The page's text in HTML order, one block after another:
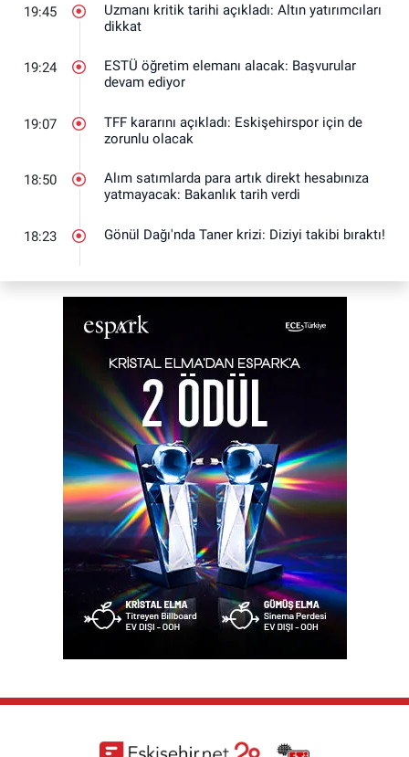
19:45
Uzmanı kritik tarihi açıkladı: Altın yatırımcıları
dikkat
19:24
ESTÜ öğretim elemanı alacak: Başvurular
devam ediyor
19:07
TFF kararını açıkladı: Eskişehirspor için de
zorunlu olacak
18:50
Alım satımlarda para artık direkt hesabınıza
yatmayacak: Bakanlık tarih verdi
18:23 Gönül Dağı'nda Taner krizi: Diziyi takibi bıraktı!